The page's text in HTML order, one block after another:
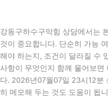
강동구하수구막힘 상담에서는
것이 중요합니다. 단순히 가능
해야 하는지, 조건이 달라질 수
사항이 무엇인지 함께 물어보
다. 2026년07월07일 23시12분
히 메모해 두는 것도 도움이 됩